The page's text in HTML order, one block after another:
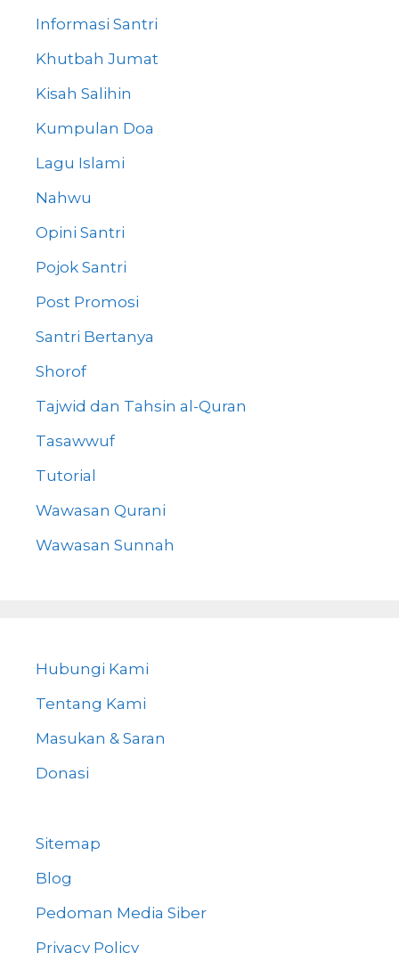
Informasi Santri
Khutbah Jumat
Kisah Salihin
Kumpulan Doa
Lagu Islami
Nahwu
Opini Santri
Pojok Santri
Post Promosi
Santri Bertanya
Shorof
Tajwid dan Tahsin al-Quran
Tasawwuf
Tutorial
Wawasan Qurani
Wawasan Sunnah
Hubungi Kami
Tentang Kami
Masukan & Saran
Donasi
Sitemap
Blog
Pedoman Media Siber
Privacy Policy